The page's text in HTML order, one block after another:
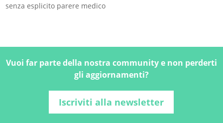
senza esplicito parere medico
Vuoi far parte della nostra community e non perderti
gli aggiornamenti?
Iscriviti alla newsletter